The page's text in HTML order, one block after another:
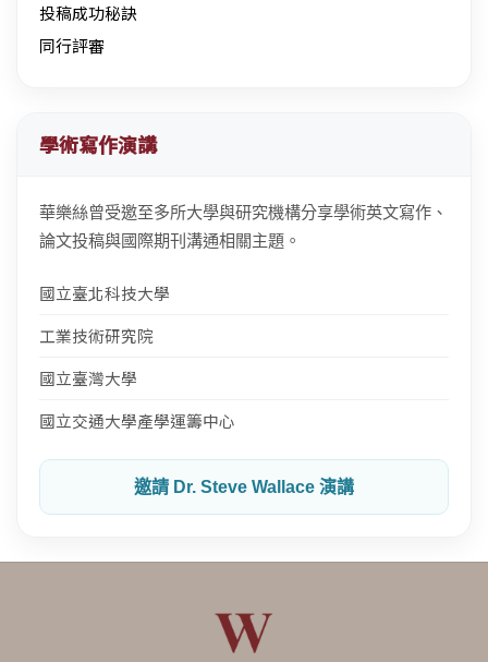
投稿成功秘訣
同行評審
學術寫作演講
華樂絲曾受邀至多所大學與研究機構分享學術英文寫作、
論文投稿與國際期刊溝通相關主題。
國立臺北科技大學
工業技術研究院
國立臺灣大學
國立交通大學產學運籌中心
邀請 Dr. Steve Wallace 演講